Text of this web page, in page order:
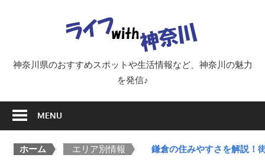
イ
with
神奈川県のおすすめスポットや生活情報など、神奈川の魅力
を発信♪
MENU
ホーム > エリア別情報 > 鎌倉の住みやすさを解説！